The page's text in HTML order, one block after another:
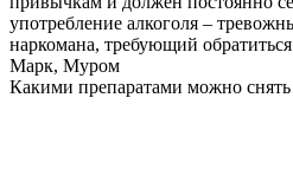
употребление алкоголя –
наркомана, требующий обратиться
Марк, Муром
Какими препаратами можно